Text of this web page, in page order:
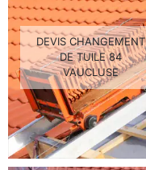
DEVIS CHANGEMENT
DE TUILE 84
VAUCLUSE